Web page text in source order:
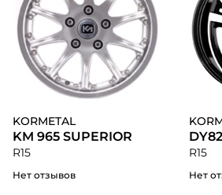
KORMETAL
KM 965 SUPERIOR
R15
Нет отзывов
R15
Нет